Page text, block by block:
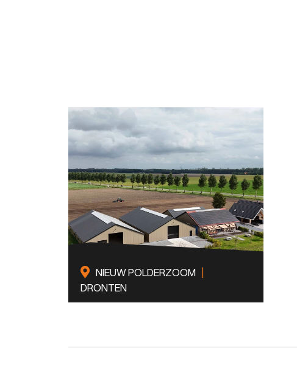
NIEUW POLDERZOOM |
DRONTEN
Renovatie
1250 m